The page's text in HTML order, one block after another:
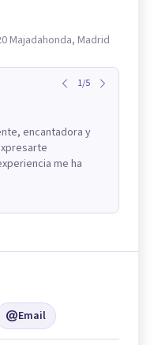
Majadahonda, Madrid
1/5
encantadora y
me ha
Email